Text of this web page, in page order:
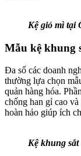
Kệ giỏ mì tại
Mẫu kệ khung
Đa số các doanh
thường lựa chọn
quản hàng hóa.
chống han gỉ cao
hoàn hảo giúp ích
Kệ khung